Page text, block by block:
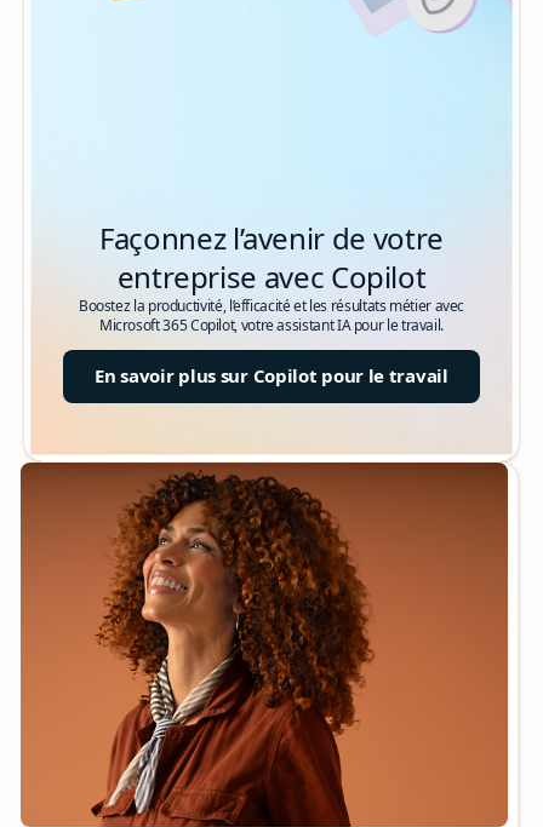
Façonnez l’avenir de votre
entreprise avec Copilot
Boostez la productivité, l’efficacité et les résultats métier avec
Microsoft 365 Copilot, votre assistant IA pour le travail.
En savoir plus sur Copilot pour le travail